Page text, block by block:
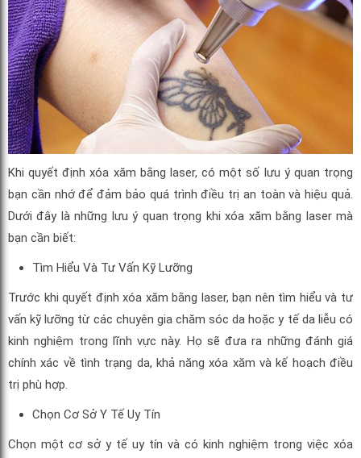
Khi quyết định xóa xăm bằng laser, có một số lưu ý quan trọng
bạn cần nhớ để đảm bảo quá trình điều trị an toàn và hiệu quả.
Dưới đây là những lưu ý quan trọng khi xóa xăm bằng laser mà
bạn cần biết:
Tìm Hiểu Và Tư Vấn Kỹ Lưỡng
Trước khi quyết định xóa xăm bằng laser, bạn nên tìm hiểu và tư
vấn kỹ lưỡng từ các chuyên gia chăm sóc da hoặc y tế da liễu có
kinh nghiệm trong lĩnh vực này. Họ sẽ đưa ra những đánh giá
chính xác về tình trạng da, khả năng xóa xăm và kế hoạch điều
trị phù hợp.
Chọn Cơ Sở Y Tế Uy Tín
Chọn một cơ sở y tế uy tín và có kinh nghiệm trong việc xóa